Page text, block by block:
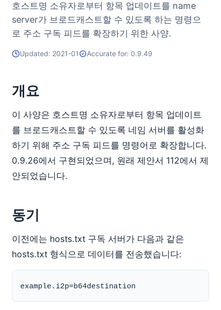
호스트명 소유자로부터 항목 업데이트를 name
server가 브로드캐스트할 수 있도록 하는 명령으
로 주소 구독 피드를 확장하기 위한 사양.
Updated: 2021-01 Accurate for: 0.9.49
개요
이 사양은 호스트명 소유자로부터 항목 업데이트
를 브로드캐스트할 수 있도록 네임 서버를 활성화
하기 위해 주소 구독 피드를 명령어로 확장합니다.
0.9.26에서 구현되었으며, 원래 제안서 112에서 제
안되었습니다.
동기
이전에는 hosts.txt 구독 서버가 다음과 같은
hosts.txt 형식으로 데이터를 전송했습니다: